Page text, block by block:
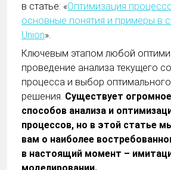
в статье: «Оптимизация
основные понятия и примеры в
Union».
Ключевым этапом любой
проведение анализа текущего
процесса и выбор
решения. Существует
способов анализа и
процессов, но в этой статье
вам о наиболее
в настоящий момент –
моделировании.